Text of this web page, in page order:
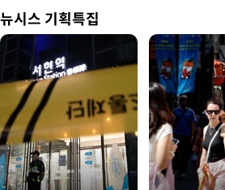
뉴시스 기획특집